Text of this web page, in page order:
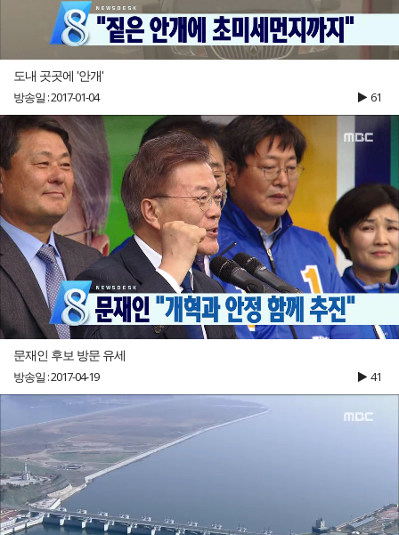
도내 곳곳에 '안개'
방송일 : 2017-01-04 61
문재인 후보 방문 유세
방송일 : 2017-04-19 41